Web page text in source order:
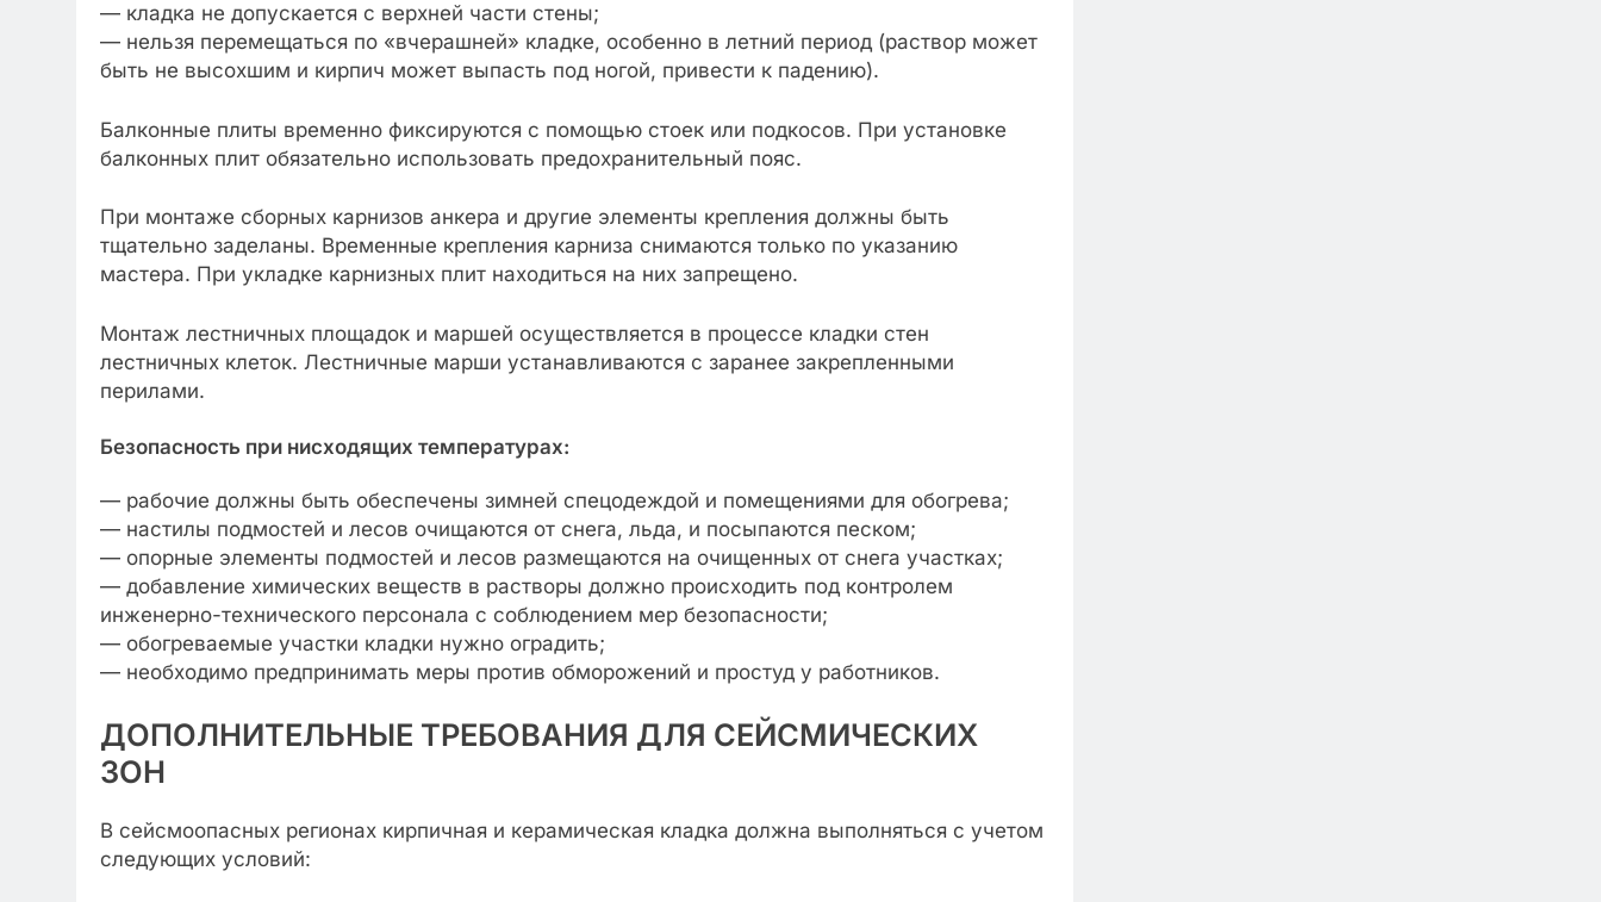
— кладка не допускается с верхней части стены;
— нельзя перемещаться по «вчерашней» кладке, особенно в летний период (раствор может
быть не высохшим и кирпич может выпасть под ногой, привести к падению).
Балконные плиты временно фиксируются с помощью стоек или подкосов. При установке
балконных плит обязательно использовать предохранительный пояс.
При монтаже сборных карнизов анкера и другие элементы крепления должны быть
тщательно заделаны. Временные крепления карниза снимаются только по указанию
мастера. При укладке карнизных плит находиться на них запрещено.
Монтаж лестничных площадок и маршей осуществляется в процессе кладки стен
лестничных клеток. Лестничные марши устанавливаются с заранее закрепленными
перилами.
Безопасность при нисходящих температурах:
— рабочие должны быть обеспечены зимней спецодеждой и помещениями для обогрева;
— настилы подмостей и лесов очищаются от снега, льда, и посыпаются песком;
— опорные элементы подмостей и лесов размещаются на очищенных от снега участках;
— добавление химических веществ в растворы должно происходить под контролем
инженерно-технического персонала с соблюдением мер безопасности;
— обогреваемые участки кладки нужно оградить;
— необходимо предпринимать меры против обморожений и простуд у работников.
ДОПОЛНИТЕЛЬНЫЕ ТРЕБОВАНИЯ ДЛЯ СЕЙСМИЧЕСКИХ
ЗОН
В сейсмоопасных регионах кирпичная и керамическая кладка должна выполняться с учетом
следующих условий: